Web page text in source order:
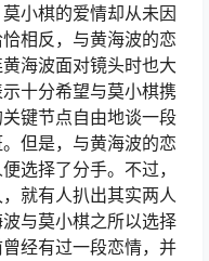
小棋的爱情却从未因
相反，与黄海波的恋
海波面对镜头时也大
十分希望与莫小棋携
键节点自由地谈一段
但是，与黄海波的恋
选择了分手。不过，
就有人扒出其实两人
与莫小棋之所以选择
经有过一段恋情，并